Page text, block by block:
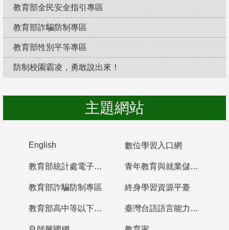
教育部全民安全指引專區
教育部詐騙防制專區
教育部性別平等專區
防制校園霸凌，勇敢說出來！
主題網站
English 數位學習入口網
教育部統計處電子書櫃 青年教育與就業儲蓄帳戶
教育部詐騙防制專區 終身學習資源平臺
教育部高中等以下學校及幼兒園教師資格檢定考試 臺灣台語語言能力認證網站